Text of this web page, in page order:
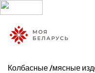
Колбасные /мясные